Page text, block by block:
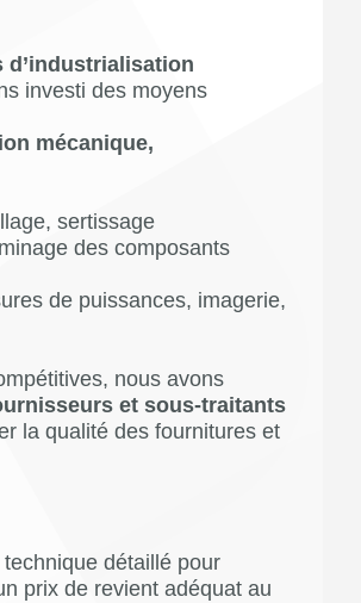
investi des moyens
mécanique,
sertissage
des composants
de puissances, imagerie,
nous avons
et sous-traitants
la qualité des fournitures et
détaillé pour
prix de revient adéquat au